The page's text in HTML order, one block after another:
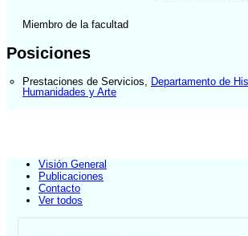
Miembro de la facultad
Posiciones
Prestaciones de Servicios Departamento de
Humanidades y Arte
Visión General
Publicaciones
Contacto
Ver todos